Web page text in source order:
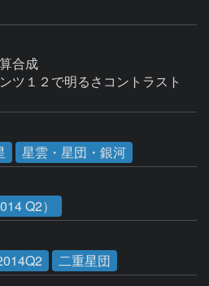
合成
ツ１２で明るさコントラスト
星雲・星団・銀河
Q2）
二重星団